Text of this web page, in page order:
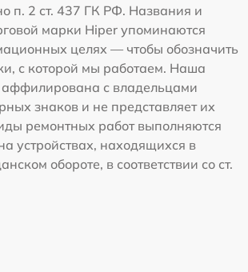
п. 2 ст. 437 ГК РФ. Названия и
марки Hiper упоминаются
целях — чтобы обозначить
с которой мы работаем. Наша
аффилирована с владельцами
знаков и не представляет их
ремонтных работ выполняются
устройствах, находящихся в
обороте, в соответствии со ст.